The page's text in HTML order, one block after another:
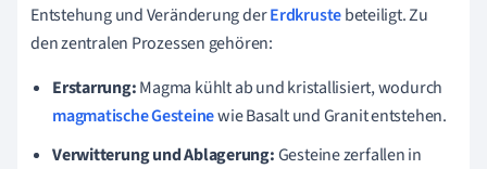
Entstehung und Veränderung derErdkrustebeteiligt. Zu
den zentralen Prozessen gehören:
Erstarrung:Magma kühlt ab und kristallisiert, wodurch
magmatische Gesteinewie Basalt und Granit entstehen.
Verwitterung und Ablagerung:Gesteine zerfallen in